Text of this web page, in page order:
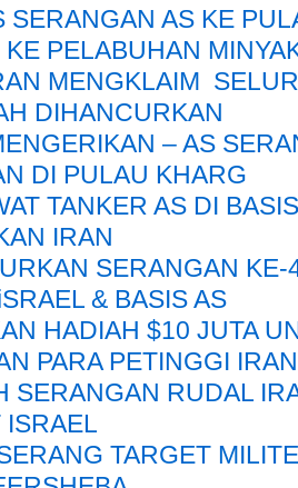
SERANGAN AS KE
PELABUHAN
MENGKLAIM
DIHANCURKAN
– AS
DI PULAU KHARG
TANKER AS DI
IRAN
SERANGAN KE-
& BASIS AS
HADIAH $10 JUTA
PARA PETINGGI IRAN
SERANGAN RUDAL
ISRAEL
TARGET